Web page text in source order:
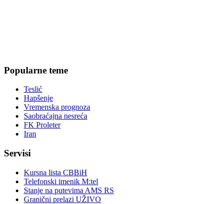
Popularne teme
Teslić
Hapšenje
Vremenska prognoza
Saobraćajna nesreća
FK Proleter
Iran
Servisi
Kursna lista CBBiH
Telefonski imenik M:tel
Stanje na putevima AMS RS
Granični prelazi UŽIVO